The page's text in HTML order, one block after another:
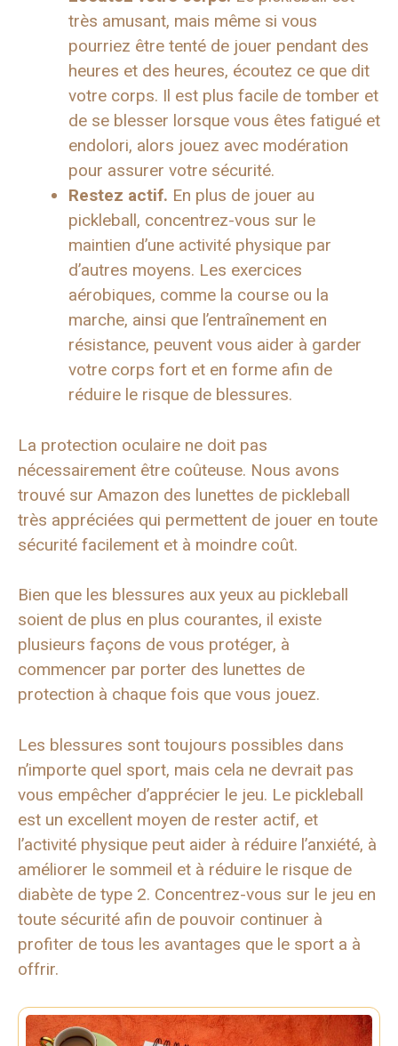
très amusant, mais même si vous
pourriez être tenté de jouer pendant des
heures et des heures, écoutez ce que dit
votre corps. Il est plus facile de tomber et
de se blesser lorsque vous êtes fatigué et
endolori, alors jouez avec modération
pour assurer votre sécurité.
Restez actif. En plus de jouer au
pickleball, concentrez-vous sur le
maintien d’une activité physique par
d’autres moyens. Les exercices
aérobiques, comme la course ou la
marche, ainsi que l’entraînement en
résistance, peuvent vous aider à garder
votre corps fort et en forme afin de
réduire le risque de blessures.
La protection oculaire ne doit pas
nécessairement être coûteuse. Nous avons
trouvé sur Amazon des lunettes de pickleball
très appréciées qui permettent de jouer en toute
sécurité facilement et à moindre coût.
Bien que les blessures aux yeux au pickleball
soient de plus en plus courantes, il existe
plusieurs façons de vous protéger, à
commencer par porter des lunettes de
protection à chaque fois que vous jouez.
Les blessures sont toujours possibles dans
n’importe quel sport, mais cela ne devrait pas
vous empêcher d’apprécier le jeu. Le pickleball
est un excellent moyen de rester actif, et
l’activité physique peut aider à réduire l’anxiété, à
améliorer le sommeil et à réduire le risque de
diabète de type 2. Concentrez-vous sur le jeu en
toute sécurité afin de pouvoir continuer à
profiter de tous les avantages que le sport a à
offrir.